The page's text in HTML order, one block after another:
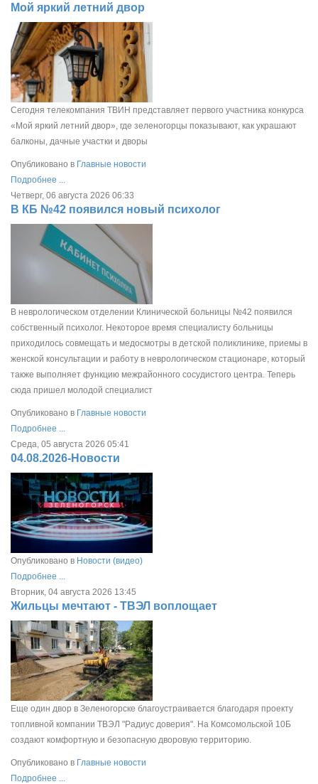
Мой яркий летний двор
Сегодня телекомпания ТВИН представляет первого участника конкурса
«Мой яркий летний двор», где зеленогорцы показывают, как украшают
балконы, дачные участки и дворы
Опубликовано в Главные новости
Подробнее ...
Четверг, 06 августа 2026 06:33
В КБ №42 появился новый психолог
В неврологическом отделении Клинической больницы №42 появился
собственный психолог. Некоторое время специалисту больницы
приходилось совмещать и медосмотры в детской поликлинике, приемы в
женской консультации и работу в неврологическом стационаре, который
также выполняет функцию межрайонного сосудистого центра. Теперь
сюда пришел молодой специалист
Опубликовано в Главные новости
Подробнее ...
Среда, 05 августа 2026 05:41
04.08.2026-Новости
Опубликовано в Новости (видео)
Подробнее ...
Вторник, 04 августа 2026 13:45
Жильцы мечтают - ТВЭЛ воплощает
Еще один двор в Зеленогорске благоустраивается благодаря проекту
топливной компании ТВЭЛ "Радиус доверия". На Комсомольской 10Б
создают комфортную и безопасную дворовую территорию.
Опубликовано в Главные новости
Подробнее ...